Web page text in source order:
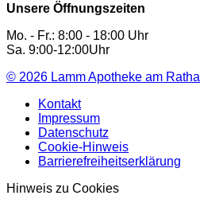
Unsere Öffnungszeiten
Mo. - Fr.: 8:00 - 18:00 Uhr
Sa. 9:00-12:00Uhr
© 2026 Lamm Apotheke am
Kontakt
Impressum
Datenschutz
Cookie-Hinweis
Barrierefreiheitserklärung
Hinweis zu Cookies